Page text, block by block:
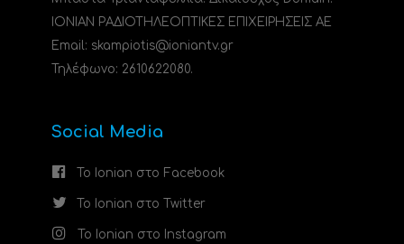
ΙΟΝΙΑΝ ΡΑΔΙΟΤΗΛΕΟΠΤΙΚΕΣ ΕΠΙΧΕΙΡΗΣΕΙΣ ΑΕ
Email: skampiotis@ioniantv.gr
Τηλέφωνο: 2610622080.
Social Media
Το Ionian στο Facebook
Το Ionian στο Twitter
Το Ionian στο Instagram